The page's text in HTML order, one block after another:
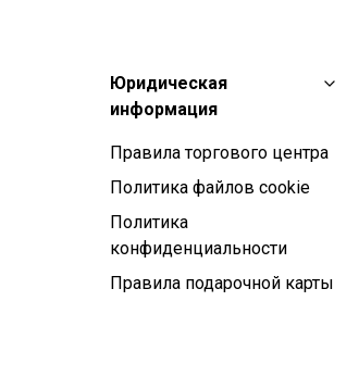
Юридическая
информация
Правила торгового центра
Политика файлов cookie
Политика
конфиденциальности
Правила подарочной карты